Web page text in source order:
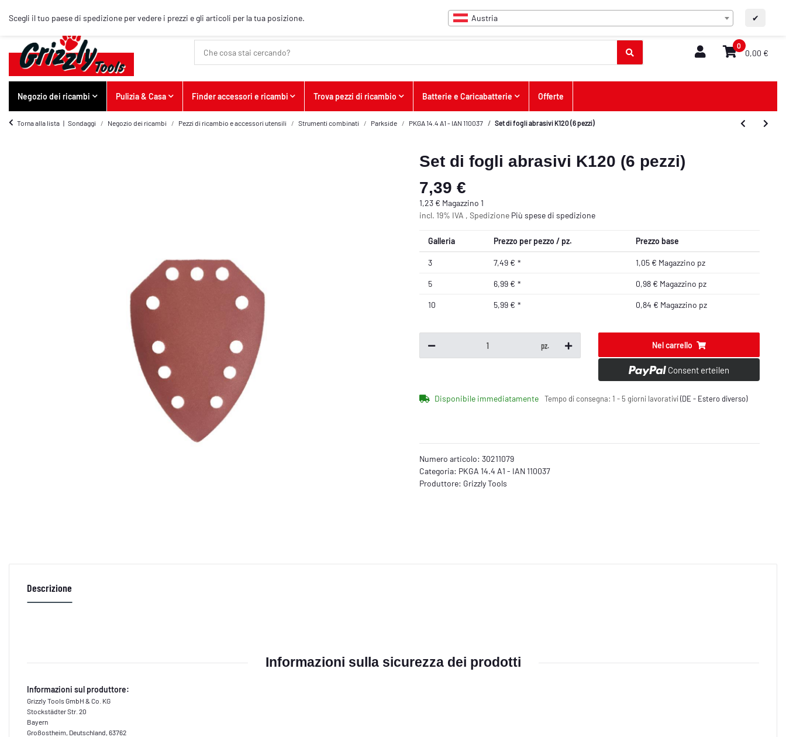
Scegli il tuo paese di spedizione per vedere i prezzi e gli articoli per la tua posizione. Austria ✔
IT Contatto
0
0,00 €
Negozio dei ricambi Pulizia & Casa Finder accessori e ricambi Trova pezzi di ricambio Batterie e Caricabatterie Offerte
Torna alla lista Sondaggi Negozio dei ricambi Pezzi di ricambio e accessori utensili Strumenti combinati Parkside PKGA 14.4 A1 - IAN 110037 Set di fogli abrasivi K120 (6 pezzi)
Set di fogli abrasivi K120 (6 pezzi)
7,39 €
1,23 € Magazzino 1
incl. 19% IVA , Spedizione Più spese di spedizione
Galleria Prezzo per pezzo / pz. Prezzo base
3 7,49 € * 1,05 € Magazzino pz
5 6,99 € * 0,98 € Magazzino pz
10 5,99 € * 0,84 € Magazzino pz
pz. Nel carrello
Consent erteilen
Disponibile immediatamente Tempo di consegna: 1 - 5 giorni lavorativi(DE - Estero diverso)
Numero articolo: 30211079
Categoria: PKGA 14.4 A1 - IAN 110037
Produttore: Grizzly Tools
Descrizione
Informazioni sulla sicurezza dei prodotti
Informazioni sul produttore:
Grizzly Tools GmbH & Co. KG
Stockstädter Str. 20
Bayern
Großostheim, Deutschland, 63762